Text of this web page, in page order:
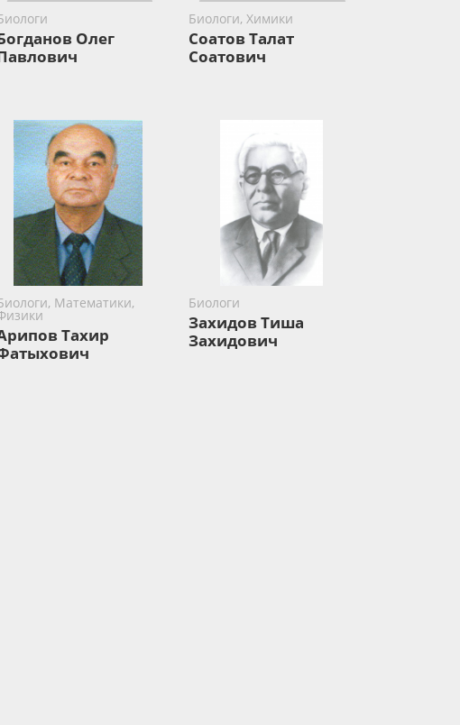
Олег
Биологи, Химики
Соатов Талат
Соатович
Математики,
Тахир
Биологи
Захидов Тиша
Захидович